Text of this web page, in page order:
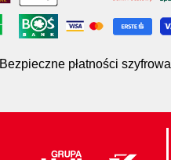
Bezpieczne płatności